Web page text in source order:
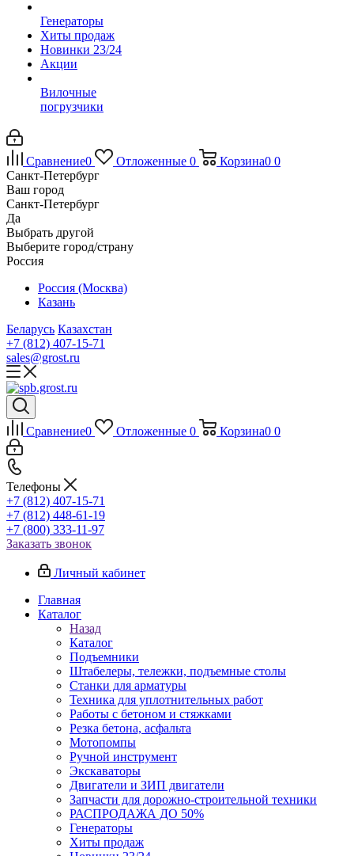
Генераторы
Хиты продаж
Новинки 23/24
Акции
Вилочные
погрузчики
Сравнение0 Отложенные 0 Корзина0 0
Санкт-Петербург
Ваш город
Санкт-Петербург
Да
Выбрать другой
Выберите город/страну
Россия
Россия (Москва)
Казань
Беларусь Казахстан
+7 (812) 407-15-71
sales@grost.ru
Сравнение0 Отложенные 0 Корзина0 0
Телефоны
+7 (812) 407-15-71
+7 (812) 448-61-19
+7 (800) 333-11-97
Заказать звонок
Личный кабинет
Главная
Каталог
Назад
Каталог
Подъемники
Штабелеры, тележки, подъемные столы
Станки для арматуры
Техника для уплотнительных работ
Работы с бетоном и стяжками
Резка бетона, асфальта
Мотопомпы
Ручной инструмент
Экскаваторы
Двигатели и ЗИП двигатели
Запчасти для дорожно-строительной техники
РАСПРОДАЖА ДО 50%
Генераторы
Хиты продаж